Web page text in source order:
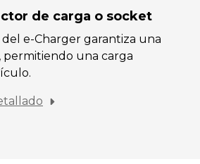
de carga o socket
e-Charger garantiza una
permitiendo una carga